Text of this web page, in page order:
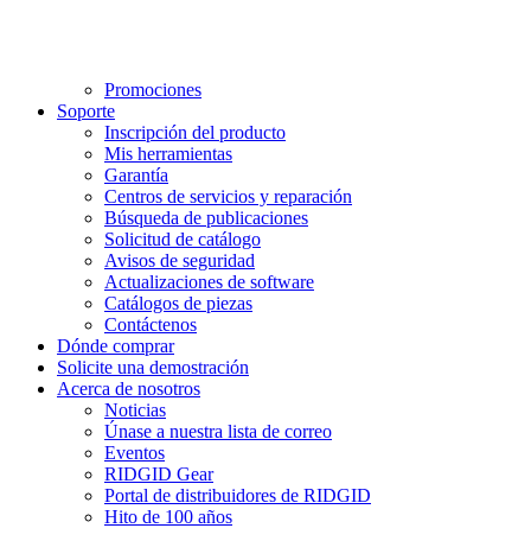
Promociones
Soporte
Inscripción del producto
Mis herramientas
Garantía
Centros de servicios y reparación
Búsqueda de publicaciones
Solicitud de catálogo
Avisos de seguridad
Actualizaciones de software
Catálogos de piezas
Contáctenos
Dónde comprar
Solicite una demostración
Acerca de nosotros
Noticias
Únase a nuestra lista de correo
Eventos
RIDGID Gear
Portal de distribuidores de RIDGID
Hito de 100 años